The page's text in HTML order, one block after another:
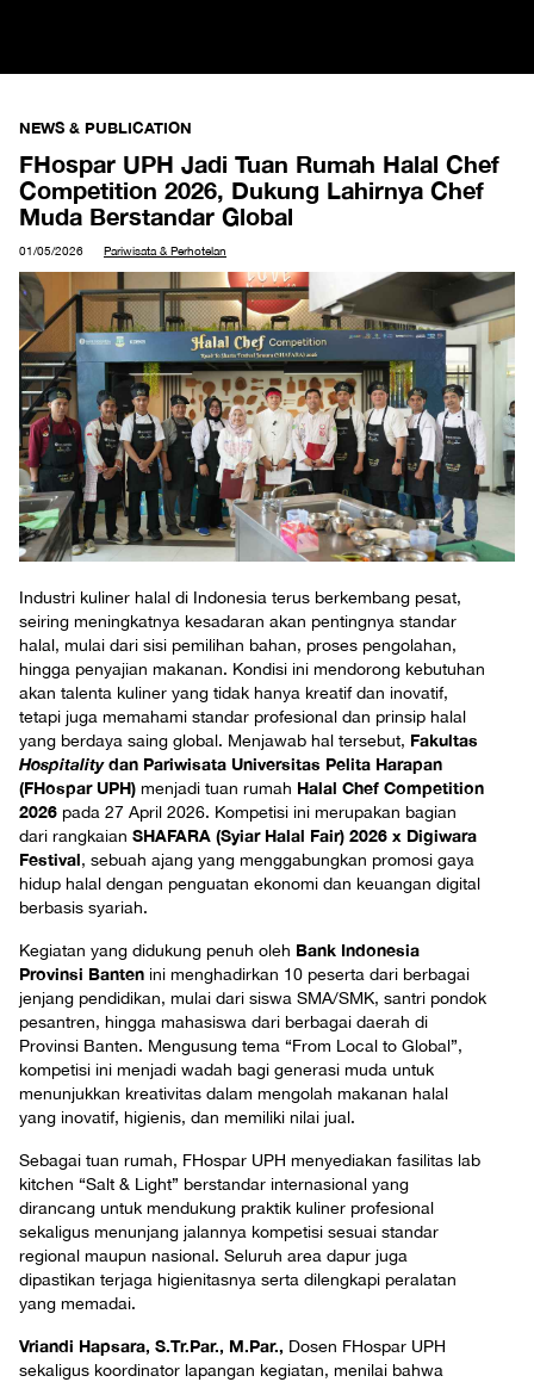
NEWS & PUBLICATION
FHospar UPH Jadi Tuan Rumah Halal Chef
Competition 2026, Dukung Lahirnya Chef
Muda Berstandar Global
01/05/2026 Pariwisata & Perhotelan
Industri kuliner halal di Indonesia terus berkembang pesat,
seiring meningkatnya kesadaran akan pentingnya standar
halal, mulai dari sisi pemilihan bahan, proses pengolahan,
hingga penyajian makanan. Kondisi ini mendorong kebutuhan
akan talenta kuliner yang tidak hanya kreatif dan inovatif,
tetapi juga memahami standar profesional dan prinsip halal
yang berdaya saing global. Menjawab hal tersebut, Fakultas
Hospitalitydan Pariwisata Universitas Pelita Harapan
(FHospar UPH) menjadi tuan rumah Halal Chef Competition
2026 pada 27 April 2026. Kompetisi ini merupakan bagian
dari rangkaian SHAFARA (Syiar Halal Fair) 2026 x Digiwara
Festival, sebuah ajang yang menggabungkan promosi gaya
hidup halal dengan penguatan ekonomi dan keuangan digital
berbasis syariah.
Kegiatan yang didukung penuh oleh Bank Indonesia
Provinsi Banten ini menghadirkan 10 peserta dari berbagai
jenjang pendidikan, mulai dari siswa SMA/SMK, santri pondok
pesantren, hingga mahasiswa dari berbagai daerah di
Provinsi Banten. Mengusung tema “From Local to Global”,
kompetisi ini menjadi wadah bagi generasi muda untuk
menunjukkan kreativitas dalam mengolah makanan halal
yang inovatif, higienis, dan memiliki nilai jual.
Sebagai tuan rumah, FHospar UPH menyediakan fasilitas lab
kitchen “Salt & Light” berstandar internasional yang
dirancang untuk mendukung praktik kuliner profesional
sekaligus menunjang jalannya kompetisi sesuai standar
regional maupun nasional. Seluruh area dapur juga
dipastikan terjaga higienitasnya serta dilengkapi peralatan
yang memadai.
Vriandi Hapsara, S.Tr.Par., M.Par., Dosen FHospar UPH
sekaligus koordinator lapangan kegiatan, menilai bahwa